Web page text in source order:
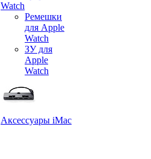
Watch
Ремешки
для Apple
Watch
ЗУ для
Apple
Watch
Аксессуары iMac